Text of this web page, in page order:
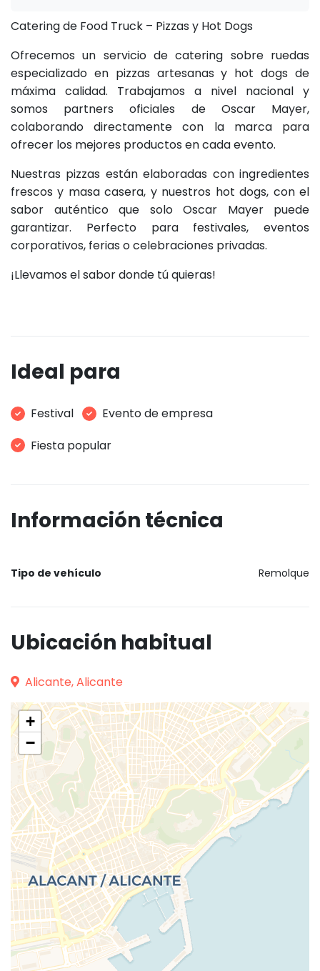
Catering de Food Truck – Pizzas y Hot Dogs
Ofrecemos un servicio de catering sobre ruedas
especializado en pizzas artesanas y hot dogs de
máxima calidad. Trabajamos a nivel nacional y
somos partners oficiales de Oscar Mayer,
colaborando directamente con la marca para
ofrecer los mejores productos en cada evento.
Nuestras pizzas están elaboradas con ingredientes
frescos y masa casera, y nuestros hot dogs, con el
sabor auténtico que solo Oscar Mayer puede
garantizar. Perfecto para festivales, eventos
corporativos, ferias o celebraciones privadas.
¡Llevamos el sabor donde tú quieras!
Ideal para
Festival
Evento de empresa
Fiesta popular
Información técnica
Tipo de vehículo Remolque
Ubicación habitual
Alicante, Alicante
+
−